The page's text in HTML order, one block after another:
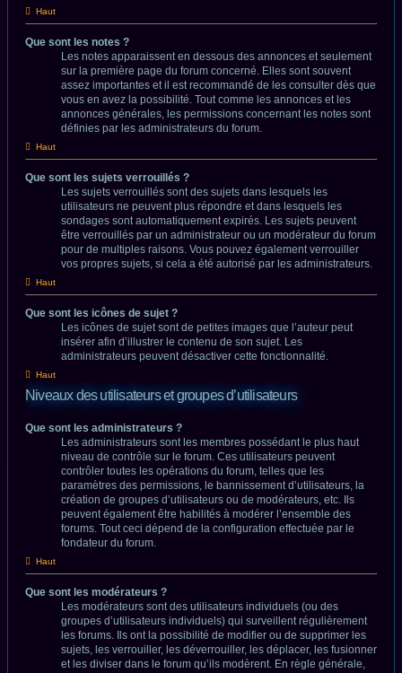
Haut
Que sont les notes ?
Les notes apparaissent en dessous des annonces et seulement
sur la première page du forum concerné. Elles sont souvent
assez importantes et il est recommandé de les consulter dès que
vous en avez la possibilité. Tout comme les annonces et les
annonces générales, les permissions concernant les notes sont
définies par les administrateurs du forum.
Haut
Que sont les sujets verrouillés ?
Les sujets verrouillés sont des sujets dans lesquels les
utilisateurs ne peuvent plus répondre et dans lesquels les
sondages sont automatiquement expirés. Les sujets peuvent
être verrouillés par un administrateur ou un modérateur du forum
pour de multiples raisons. Vous pouvez également verrouiller
vos propres sujets, si cela a été autorisé par les administrateurs.
Haut
Que sont les icônes de sujet ?
Les icônes de sujet sont de petites images que l’auteur peut
insérer afin d’illustrer le contenu de son sujet. Les
administrateurs peuvent désactiver cette fonctionnalité.
Haut
Niveaux des utilisateurs et groupes d’utilisateurs
Que sont les administrateurs ?
Les administrateurs sont les membres possédant le plus haut
niveau de contrôle sur le forum. Ces utilisateurs peuvent
contrôler toutes les opérations du forum, telles que les
paramètres des permissions, le bannissement d’utilisateurs, la
création de groupes d’utilisateurs ou de modérateurs, etc. Ils
peuvent également être habilités à modérer l’ensemble des
forums. Tout ceci dépend de la configuration effectuée par le
fondateur du forum.
Haut
Que sont les modérateurs ?
Les modérateurs sont des utilisateurs individuels (ou des
groupes d’utilisateurs individuels) qui surveillent régulièrement
les forums. Ils ont la possibilité de modifier ou de supprimer les
sujets, les verrouiller, les déverrouiller, les déplacer, les fusionner
et les diviser dans le forum qu’ils modèrent. En règle générale,